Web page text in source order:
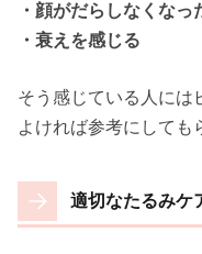
・顔がだらしなくなっ
・衰えを感じる
そう感じている人には
よければ参考にしても
適切なたるみケ